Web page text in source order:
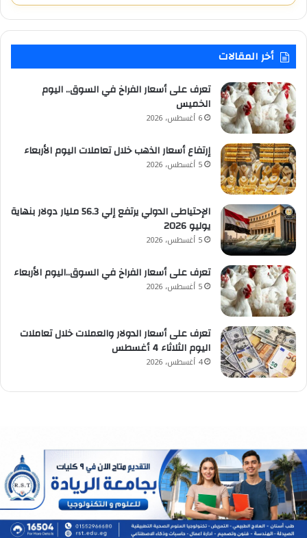
أخر المقالات
تعرف على أسعار الفراخ في السوق.. اليوم
الخميس
6 أغسطس، 2026
إرتفاع أسعار الذهب خلال تعاملات اليوم الأربعاء
5 أغسطس، 2026
الإحتياطى الدولي يرتفع إلي 56.3 مليار دولار بنهاية
يوليو 2026
5 أغسطس، 2026
تعرف على أسعار الفراخ في السوق..اليوم الأربعاء
5 أغسطس، 2026
تعرف على أسعار الدولار والعملات خلال تعاملات
اليوم الثلاثاء 4 أغسطس
4 أغسطس، 2026